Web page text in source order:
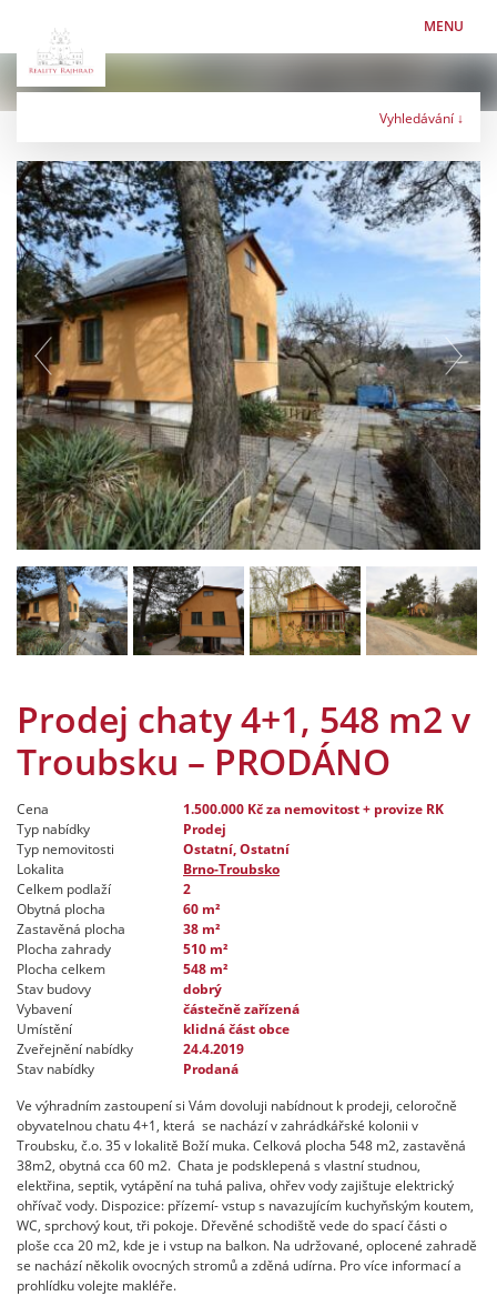
MENU
Vyhledávání ↓
Typ nabídky
Typ nemovitosti
Lokalita
Maximální cena
Kč
Prodej chaty 4+1, 548 m2 v
Troubsku – PRODÁNO
Cena 1.500.000 Kčza nemovitost + provize RK
Typ nabídky
Prodej
Typ nemovitosti
Ostatní, Ostatní
Lokalita
Brno-Troubsko
Celkem podlaží
2
Obytná plocha
60 m²
Zastavěná plocha
38 m²
Plocha zahrady
510 m²
Plocha celkem
548 m²
Stav budovy
dobrý
Vybavení
částečně zařízená
Umístění
klidná část obce
Zveřejnění nabídky
24.4.2019
Stav nabídky
Prodaná
Ve výhradním zastoupení si Vám dovoluji nabídnout k prodeji, celoročně
obyvatelnou chatu 4+1, která se nachází v zahrádkářské kolonii v
Troubsku, č.o. 35 v lokalitě Boží muka. Celková plocha 548 m2, zastavěná
38m2, obytná cca 60 m2. Chata je podsklepená s vlastní studnou,
elektřina, septik, vytápění na tuhá paliva, ohřev vody zajištuje elektrický
ohřívač vody. Dispozice: přízemí- vstup s navazujícím kuchyňským koutem,
WC, sprchový kout, tři pokoje. Dřevěné schodiště vede do spací části o
ploše cca 20 m2, kde je i vstup na balkon. Na udržované, oplocené zahradě
se nachází několik ovocných stromů a zděná udírna. Pro více informací a
prohlídku volejte makléře.